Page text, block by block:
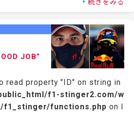
続きをみる
JOB”
read property "ID" on string in
f1-stinger2.com/w
f1_stinger/functions.php on l